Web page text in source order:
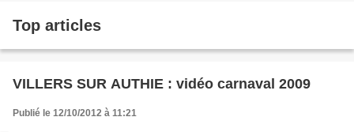
Top articles
VILLERS SUR AUTHIE : vidéo carnaval 2009
Publié le 12/10/2012 à 11:21